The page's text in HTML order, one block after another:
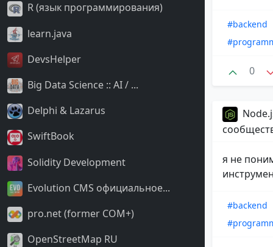
R (язык программирования)
learn.java
DevsHelper
Big Data Science :: AI / ...
Delphi & Lazarus
SwiftBook
Solidity Development
Evolution CMS официальное...
pro.net (former COM+)
OpenStreetMap RU
#backend
0
я не
#backend